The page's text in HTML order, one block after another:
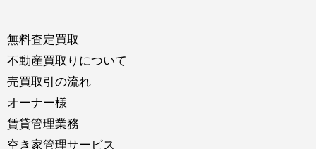
無料査定買取
不動産買取りについて
売買取引の流れ
オーナー様
賃貸管理業務
空き家管理サービス